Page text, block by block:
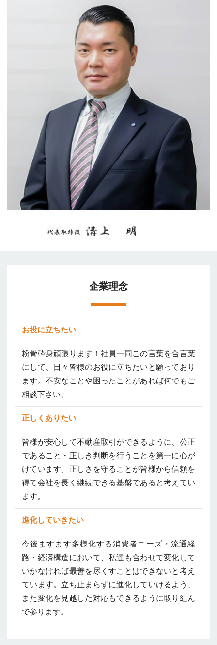
企業理念
お役に立ちたい
粉骨砕身頑張ります！社員一同この言葉を合言葉
にして、日々皆様のお役に立ちたいと願っており
ます。不安なことや困ったことがあれば何でもご
相談下さい。
正しくありたい
皆様が安心して不動産取引ができるように、公正
であること・正しき判断を行うことを第一に心が
けています。正しさを守ることが皆様から信頼を
得て会社を長く継続できる基盤であると考えてい
ます。
進化していきたい
今後ますます多様化する消費者ニーズ・流通経
路・経済構造において、私達も合わせて変化して
いかなければ最善を尽くすことはできないと考え
ています。立ち止まらずに進化していけるよう、
また変化を見越した対応もできるように取り組ん
で参ります。